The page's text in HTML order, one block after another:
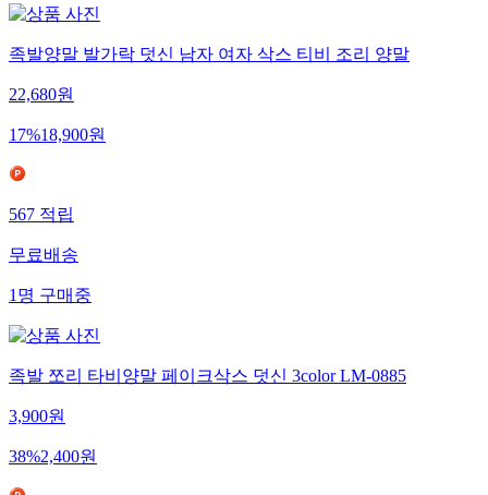
족발양말 발가락 덧신 남자 여자 삭스 티비 조리 양말
22,680원
17%18,900원
567적립
무료배송
1명구매중
족발 쪼리 타비양말 페이크삭스 덧신 3color LM-0885
3,900원
38%2,400원